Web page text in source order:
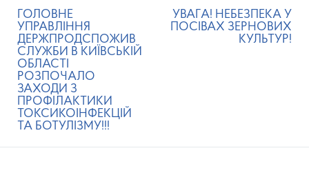
ГОЛОВНЕ
УПРАВЛІННЯ
ДЕРЖПРОДСПОЖИВ
СЛУЖБИ В КИЇВСЬКІЙ
ОБЛАСТІ
РОЗПОЧАЛО
ЗАХОДИ З
ПРОФІЛАКТИКИ
ТОКСИКОІНФЕКЦІЙ
ТА БОТУЛІЗМУ!!!
УВАГА! НЕБЕЗПЕКА У
ПОСІВАХ ЗЕРНОВИХ
КУЛЬТУР!